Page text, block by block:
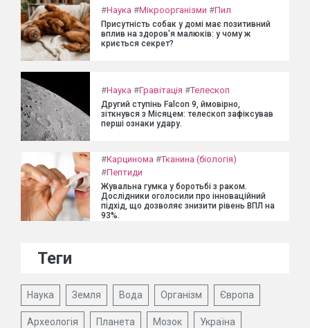
#Наука #Мікроорганізми #Пил
Присутність собак у домі має позитивний
вплив на здоров'я малюків: у чому ж
криється секрет?
#Наука #Гравітація #Телескоп
Другий ступінь Falcon 9, ймовірно,
зіткнувся з Місяцем: телескоп зафіксував
перші ознаки удару.
#Карцинома #Тканина (біологія)
#Пептиди
Жувальна гумка у боротьбі з раком.
Дослідники оголосили про інноваційний
підхід, що дозволяє знизити рівень ВПЛ на
93%.
Теги
Наука Земля Вода Організм Європа
Археологія Планета Мозок Україна